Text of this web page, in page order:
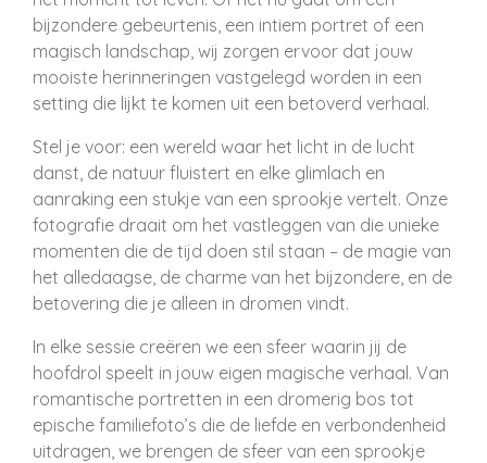
bijzondere gebeurtenis, een intiem portret of een
magisch landschap, wij zorgen ervoor dat jouw
mooiste herinneringen vastgelegd worden in een
setting die lijkt te komen uit een betoverd verhaal.
Stel je voor: een wereld waar het licht in de lucht
danst, de natuur fluistert en elke glimlach en
aanraking een stukje van een sprookje vertelt. Onze
fotografie draait om het vastleggen van die unieke
momenten die de tijd doen stil staan – de magie van
het alledaagse, de charme van het bijzondere, en de
betovering die je alleen in dromen vindt.
In elke sessie creëren we een sfeer waarin jij de
hoofdrol speelt in jouw eigen magische verhaal. Van
romantische portretten in een dromerig bos tot
epische familiefoto’s die de liefde en verbondenheid
uitdragen, we brengen de sfeer van een sprookje